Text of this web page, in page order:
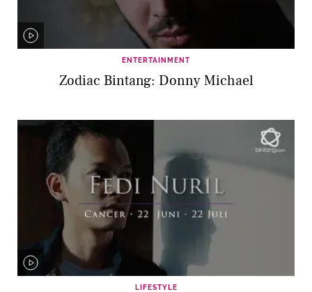
ENTERTAINMENT
Zodiac Bintang: Donny Michael
LIFESTYLE